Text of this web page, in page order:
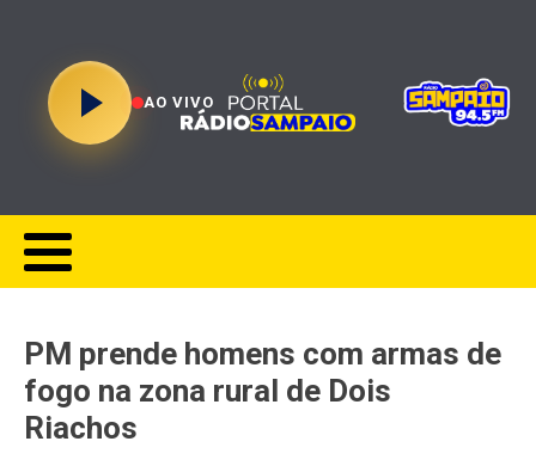
AO VIVO
PM prende homens com armas de
fogo na zona rural de Dois
Riachos